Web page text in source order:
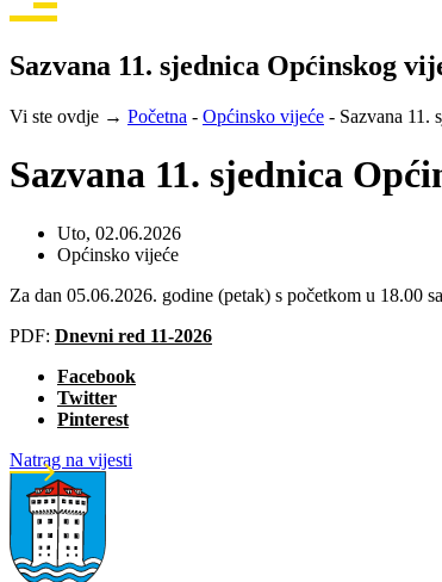
Sazvana 11. sjednica Općinskog
Vi ste ovdje → Početna - Općinsko vijeće - Sazvana 11.
Sazvana 11. sjednica
Uto, 02.06.2026
Općinsko vijeće
Za dan 05.06.2026. godine (petak) s početkom u 18.00
PDF: Dnevni red 11-2026
Facebook
Twitter
Pinterest
Natrag na vijesti